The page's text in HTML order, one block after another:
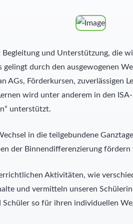
Begleitung und Unterstützung, die
gelingt durch den ausgewogenen
AGs, Förderkursen, zuverlässigen
wird unter anderem in den
unterstützt.
in die teilgebundene
der Binnendifferenzierung
Aktivitäten, wie
und vermitteln unseren
Schüler so für ihren individuellen